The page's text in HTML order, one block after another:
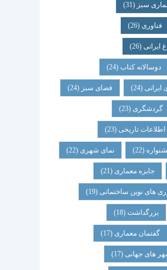
سبز (31)
فناوری(26)
ایرانی(26)
دوسالانه کتاب(24)
ایرانی(24) فضای سبز (24)
گردشگری(23)
اطلاعات تاریخی(23)
(22) نمای شهری(22)
جایزه معماری(21)
های نوین ساختمانی(19)
بزرگداشت(18)
گفتمان معماری(17)
های جهانی(17)